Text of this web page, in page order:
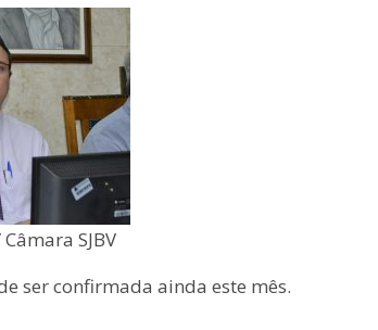
SJBV
ser confirmada ainda este mês.